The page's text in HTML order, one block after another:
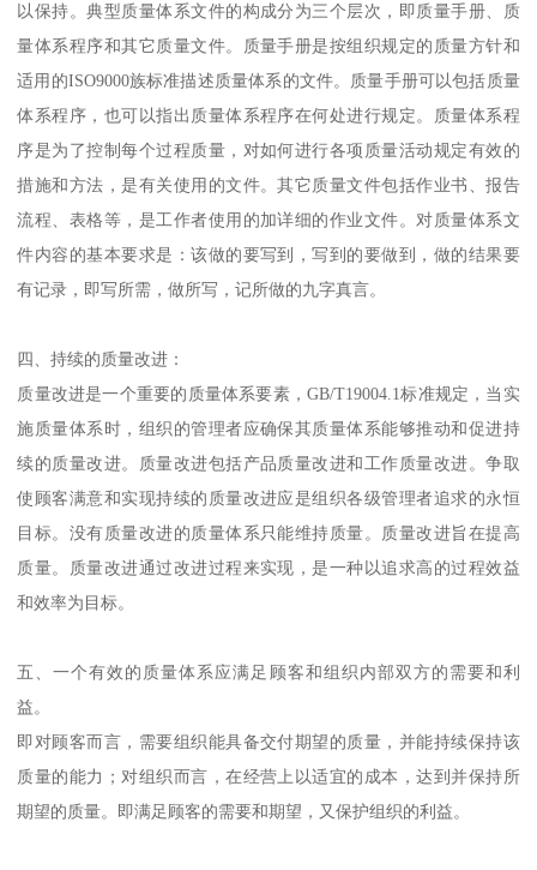
以保持。典型质量体系文件的构成分为三个层次，即质量手册、质
量体系程序和其它质量文件。质量手册是按组织规定的质量方针和
适用的ISO9000族标准描述质量体系的文件。质量手册可以包括质量
体系程序，也可以指出质量体系程序在何处进行规定。质量体系程
序是为了控制每个过程质量，对如何进行各项质量活动规定有效的
措施和方法，是有关使用的文件。其它质量文件包括作业书、报告
流程、表格等，是工作者使用的加详细的作业文件。对质量体系文
件内容的基本要求是：该做的要写到，写到的要做到，做的结果要
有记录，即写所需，做所写，记所做的九字真言。
四、持续的质量改进：
质量改进是一个重要的质量体系要素，GB/T19004.1标准规定，当实
施质量体系时，组织的管理者应确保其质量体系能够推动和促进持
续的质量改进。质量改进包括产品质量改进和工作质量改进。争取
使顾客满意和实现持续的质量改进应是组织各级管理者追求的永恒
目标。没有质量改进的质量体系只能维持质量。质量改进旨在提高
质量。质量改进通过改进过程来实现，是一种以追求高的过程效益
和效率为目标。
五、一个有效的质量体系应满足顾客和组织内部双方的需要和利
益。
即对顾客而言，需要组织能具备交付期望的质量，并能持续保持该
质量的能力；对组织而言，在经营上以适宜的成本，达到并保持所
期望的质量。即满足顾客的需要和期望，又保护组织的利益。